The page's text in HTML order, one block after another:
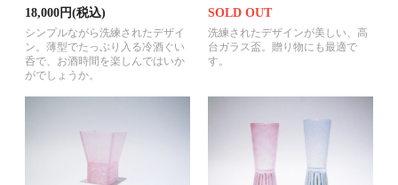
18,000円(税込)
シンプルながら洗練されたデザイ
ン。薄型でたっぷり入る冷酒ぐい
呑で、お酒時間を楽しんではいか
がでしょうか。
SOLD OUT
洗練されたデザインが美しい、高
台ガラス盃。贈り物にも最適で
す。